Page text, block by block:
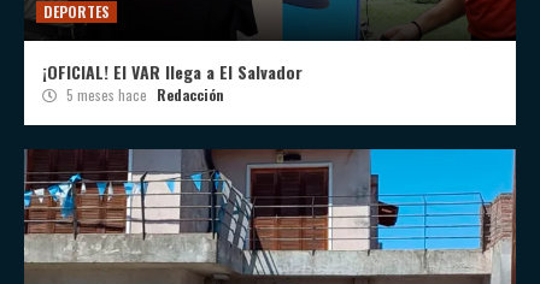
DEPORTES
¡OFICIAL! El VAR llega a El Salvador
5 meses hace Redacción